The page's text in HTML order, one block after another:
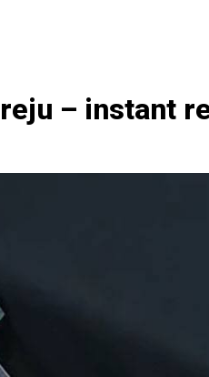
– instant